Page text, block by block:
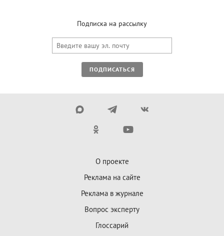
Подписка на рассылку
ПОДПИСАТЬСЯ
О проекте
Реклама на сайте
Реклама в журнале
Вопрос эксперту
Глоссарий